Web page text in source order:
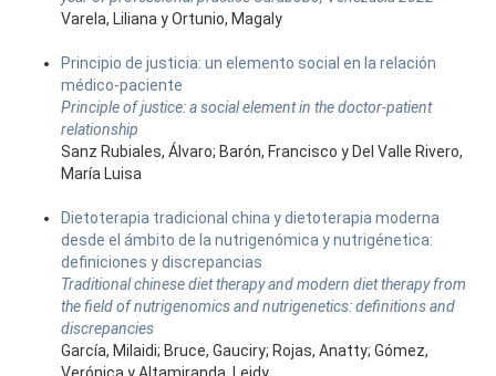
Varela, Liliana y Ortunio, Magaly
Principio de justicia: un elemento social en la relación
médico-paciente
Principle of justice: a social element in the doctor-patient
relationship
Sanz Rubiales, Álvaro; Barón, Francisco y Del Valle Rivero,
María Luisa
Dietoterapia tradicional china y dietoterapia moderna
desde el ámbito de la nutrigenómica y nutrigénetica:
definiciones y discrepancias
Traditional chinese diet therapy and modern diet therapy from
the field of nutrigenomics and nutrigenetics: definitions and
discrepancies
García, Milaidi; Bruce, Gauciry; Rojas, Anatty; Gómez,